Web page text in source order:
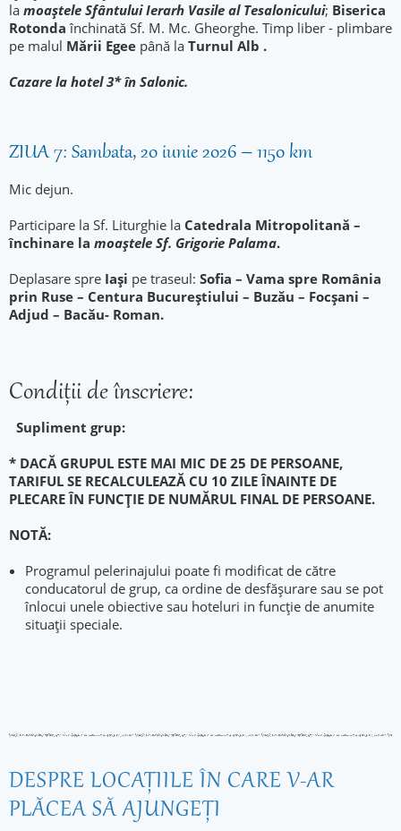
la moaștele Sfântului Ierarh Vasile al Tesalonicului; Biserica
Rotonda închinată Sf. M. Mc. Gheorghe. Timp liber - plimbare
pe malul Mării Egee până la Turnul Alb .
Cazare la hotel 3* în Salonic.
ZIUA 7: Sambata, 20 iunie 2026 – 1150 km
Mic dejun.
Participare la Sf. Liturghie la Catedrala Mitropolitană –
închinare la moaștele Sf. Grigorie Palama.
Deplasare spre Iași pe traseul: Sofia – Vama spre România
prin Ruse – Centura Bucureștiului – Buzău – Focșani –
Adjud – Bacău- Roman.
Condiţii de înscriere:
Supliment grup:
* DACĂ GRUPUL ESTE MAI MIC DE 25 DE PERSOANE,
TARIFUL SE RECALCULEAZĂ CU 10 ZILE ÎNAINTE DE
PLECARE ÎN FUNCȚIE DE NUMĂRUL FINAL DE PERSOANE.
NOTĂ:
Programul pelerinajului poate fi modificat de către
conducatorul de grup, ca ordine de desfăşurare sau se pot
înlocui unele obiective sau hoteluri in funcție de anumite
situații speciale.
DESPRE LOCAŢIILE ÎN CARE V-AR
PLĂCEA SĂ AJUNGEŢI